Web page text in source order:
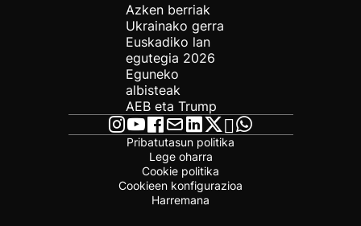
Azken berriak
Ukrainako gerra
Euskadiko lan
egutegia 2026
Eguneko
albisteak
AEB eta Trump
Pribatutasun politika
Lege oharra
Cookie politika
Cookieen konfigurazioa
Harremana